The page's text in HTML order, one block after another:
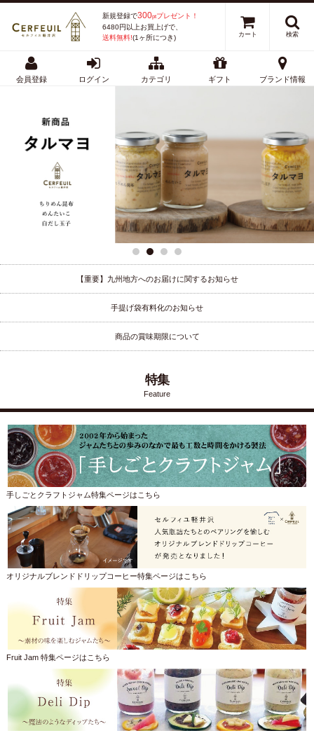
新規登録で300ptプレゼント！
6480円以上お買上げで、
送料無料!(1ヶ所につき) カート 検索
会員登録 ログイン カテゴリ ギフト ブランド情報
【重要】九州地方へのお届けに関するお知らせ
手提げ袋有料化のお知らせ
商品の賞味期限について
特集
Feature
手しごとクラフトジャム特集ページはこちら
オリジナルブレンドドリップコーヒー特集ページはこちら
Fruit Jam 特集ページはこちら